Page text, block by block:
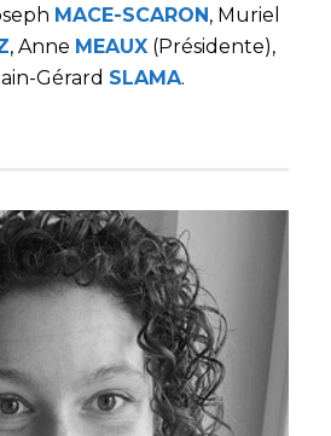
MACE-SCARON, Muriel
, Anne MEAUX (Présidente),
Gérard SLAMA.